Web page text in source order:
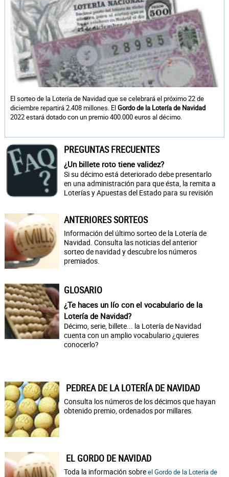
El sorteo de la Lotería de Navidad que se celebrará el próximo 22 de
diciembre repartirá 2.408 millones. ElGordo de la Lotería de Navidad
2022 estará dotado con un premio 400.000 euros al décimo.
PREGUNTAS FRECUENTES
¿Un billete roto tiene validez?
Si su décimo está deteriorado debe presentarlo
en una administración para que ésta, la remita a
Loterías y Apuestas del Estado para su revisión
ANTERIORES SORTEOS
Información del último sorteo de la Lotería de
Navidad. Consulta las noticias del anterior
sorteo de navidad y descubre los números
premiados.
GLOSARIO
¿Te haces un lío con el vocabulario de la
Lotería de Navidad?
Décimo, serie, billete... la Lotería de Navidad
cuenta con un amplio vocabulario ¿quieres
conocerlo?
PEDREA DE LA LOTERÍA DE NAVIDAD
Consulta los números de los décimos que hayan
obtenido premio, ordenados por millares.
EL GORDO DE NAVIDAD
Toda la información sobreel Gordo de la Lotería de